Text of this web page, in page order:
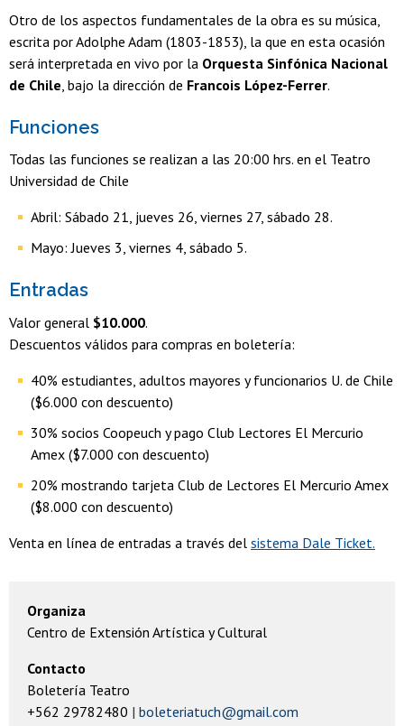
Otro de los aspectos fundamentales de la obra es su música,
escrita por Adolphe Adam (1803-1853), la que en esta ocasión
será interpretada en vivo por la Orquesta Sinfónica Nacional
de Chile , bajo la dirección de Francois López-Ferrer.
Funciones
Todas las funciones se realizan a las 20:00 hrs. en el Teatro
Universidad de Chile
Abril: Sábado 21, jueves 26, viernes 27, sábado 28.
Mayo: Jueves 3, viernes 4, sábado 5.
Entradas
Valor general $10.000.
Descuentos válidos para compras en boletería:
40% estudiantes, adultos mayores y funcionarios U. de Chile
($6.000 con descuento)
30% socios Coopeuch y pago Club Lectores El Mercurio
Amex ($7.000 con descuento)
20% mostrando tarjeta Club de Lectores El Mercurio Amex
($8.000 con descuento)
Venta en línea de entradas a través del sistema Dale Ticket.
Organiza
Centro de Extensión Artística y Cultural
Contacto
Boletería Teatro
+562 29782480
boleteriatuch@gmail.com